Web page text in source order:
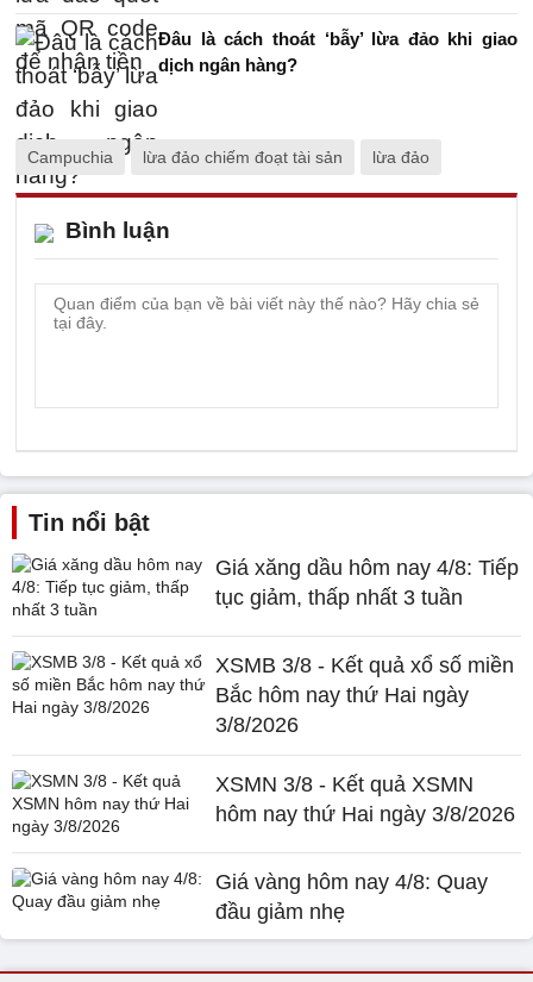
Đâu là cách thoát ‘bẫy’ lừa đảo khi giao
dịch ngân hàng?
Campuchia lừa đảo chiếm đoạt tài sản lừa đảo
Bình luận
Tin nổi bật
Giá xăng dầu hôm nay 4/8: Tiếp
tục giảm, thấp nhất 3 tuần
XSMB 3/8 - Kết quả xổ số miền
Bắc hôm nay thứ Hai ngày
3/8/2026
XSMN 3/8 - Kết quả XSMN
hôm nay thứ Hai ngày 3/8/2026
Giá vàng hôm nay 4/8: Quay
đầu giảm nhẹ